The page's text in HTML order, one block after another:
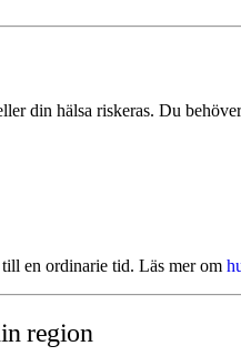
din hälsa riskeras. Du
en ordinarie tid. Läs mer om
region